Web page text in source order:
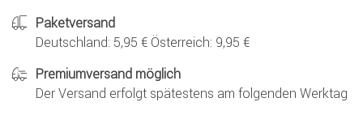
Paketversand
Deutschland: 5,95 € Österreich: 9,95 €
Premiumversand möglich
Der Versand erfolgt spätestens am folgenden Werktag